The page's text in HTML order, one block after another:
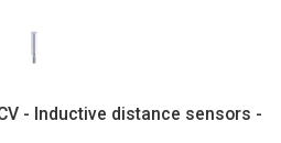
- Inductive distance sensors -